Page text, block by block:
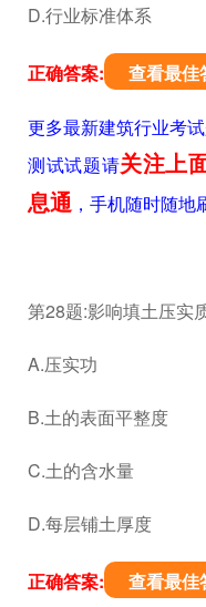
D.行业标准体系
正确答案: 查看最佳
更多最新建筑行业考
测试试题请关注上
息通，手机随时随地
第28题:影响填土压实
A.压实功
B.土的表面平整度
C.土的含水量
D.每层铺土厚度
正确答案: 查看最佳